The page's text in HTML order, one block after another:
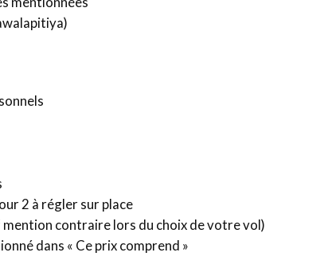
2 à régler sur place
mention contraire lors du choix de votre vol)
dans « Ce prix comprend »